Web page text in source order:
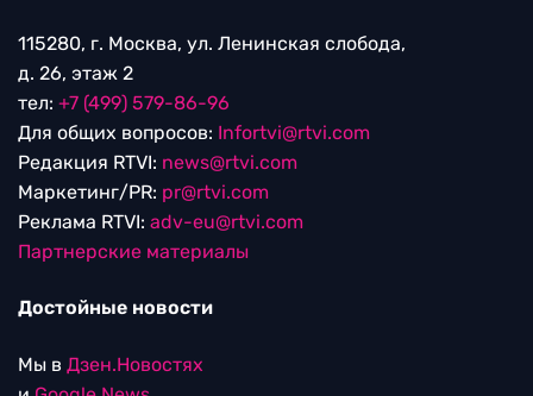
115280, г. Москва, ул. Ленинская слобода,
д. 26, этаж 2
тел: +7 (499) 579-86-96
Для общих вопросов: Infortvi@rtvi.com
Редакция RTVI: news@rtvi.com
Маркетинг/PR: pr@rtvi.com
Реклама RTVI: adv-eu@rtvi.com
Партнерские материалы
Достойные новости
Мы в Дзен.Новостях